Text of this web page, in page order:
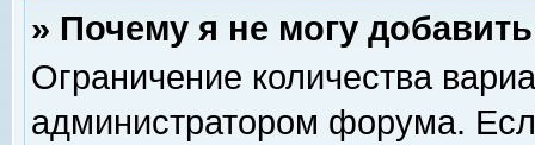
» Почему я не могу
Ограничение количества
администратором форума.